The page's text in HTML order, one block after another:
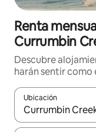
Renta
Currumbin
Descubre
harán sentir como
Ubicación
Cuando los